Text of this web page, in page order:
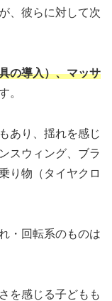
、彼らに対して次
の導入）、マッサ
。
あり、揺れを感じ
スウィング、ブラ
り物（タイヤクロ
・回転系のものは
を感じる子どもも